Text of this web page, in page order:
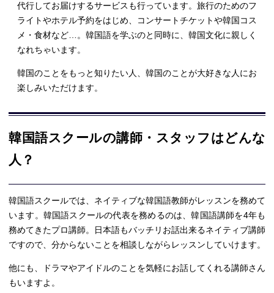
代行してお届けするサービスも行っています。旅行のためのフ
ライトやホテル予約をはじめ、コンサートチケットや韓国コス
メ・食材など…。韓国語を学ぶのと同時に、韓国文化に親しく
なれちゃいます。
韓国のことをもっと知りたい人、韓国のことが大好きな人にお
楽しみいただけます。
韓国語スクールの講師・スタッフはどんな
人？
韓国語スクールでは、ネイティブな韓国語教師がレッスンを務めて
います。韓国語スクールの代表を務めるのは、韓国語講師を4年も
務めてきたプロ講師。日本語もバッチリお話出来るネイティブ講師
ですので、分からないことを相談しながらレッスンしていけます。
他にも、ドラマやアイドルのことを気軽にお話してくれる講師さん
もいますよ。